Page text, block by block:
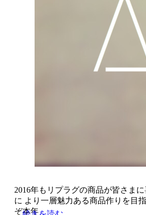
2016年もリプラグの商品が皆さま
に より一層魅力ある商品作りを目
ぞ本年